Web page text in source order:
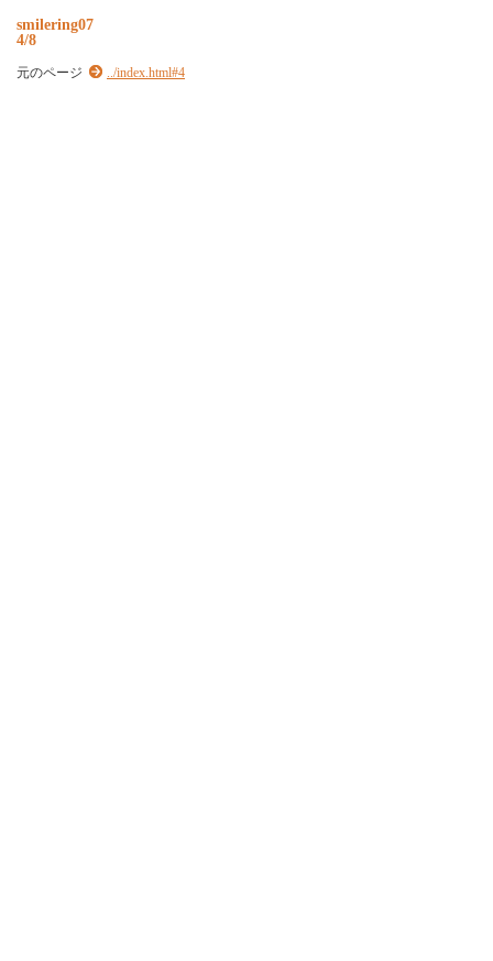
smilering07
4/8
元のページ ../index.html#4